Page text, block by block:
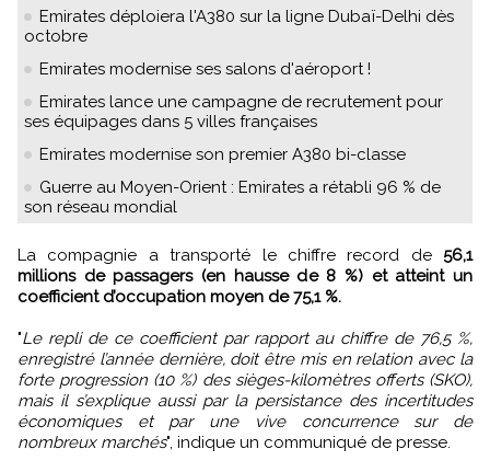
Emirates déploiera l'A380 sur la ligne Dubaï-Delhi dès
octobre
Emirates modernise ses salons d'aéroport !
Emirates lance une campagne de recrutement pour
ses équipages dans 5 villes françaises
Emirates modernise son premier A380 bi-classe
Guerre au Moyen-Orient : Emirates a rétabli 96 % de
son réseau mondial
La compagnie a transporté le chiffre record de 56,1
millions de passagers (en hausse de 8 %) et atteint un
coefficient d’occupation moyen de 75,1 %.
"Le repli de ce coefficient par rapport au chiffre de 76,5 %,
enregistré l’année dernière, doit être mis en relation avec la
forte progression (10 %) des sièges-kilomètres offerts (SKO),
mais il s’explique aussi par la persistance des incertitudes
économiques et par une vive concurrence sur de
nombreux marchés", indique un communiqué de presse.